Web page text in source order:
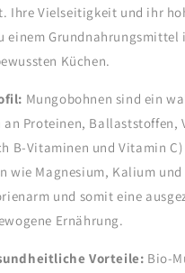
Ihre Vielseitigkeit und ihr
einem Grundnahrungsmittel
Küchen.
Mungobohnen sind ein
an Proteinen, Ballaststoffen,
B-Vitaminen und Vitamin
wie Magnesium, Kalium und
und somit eine
Ernährung.
Vorteile: Bio-